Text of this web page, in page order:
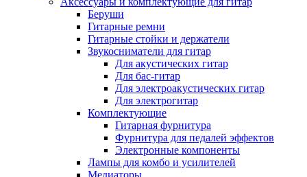
Беруши
Гитарные ремни
Гитарные стойки и держатели
Звукосниматели для гитар
Для акустических гитар
Для бас-гитар
Для электроакустических гитар
Для электрогитар
Комплектующие
Гитарная фурнитура
Фурнитура для педалей эффектов
Электронные компоненты
Лампы для комбо и усилителей
Медиаторы